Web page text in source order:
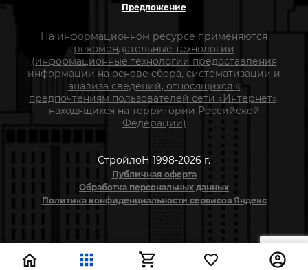
Предложение
На информационном ресурсе применяются
рекомендательные технологии
(информационные технологии предоставления
информации на основе сбора, систематизации и
анализа сведений, относящихся к
предпочтениям пользователей сети «Интернет»,
находящихся на территории Российской
Федерации)
СтройлоН 1998-2026 г.
Публичная оферта
Обработка персональных данных
Политика конфиденциальности сервисов Яндекс